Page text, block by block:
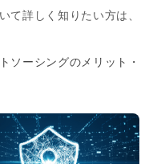
て詳しく知りたい方は、
ソーシングのメリット・